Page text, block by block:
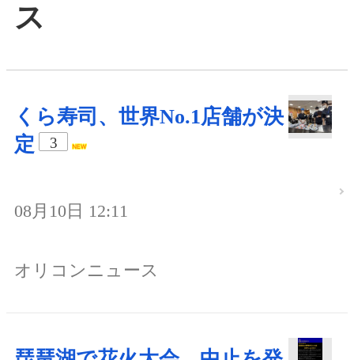
ス
くら寿司、世界No.1店舗が決
定
3
08月10日 12:11
オリコンニュース